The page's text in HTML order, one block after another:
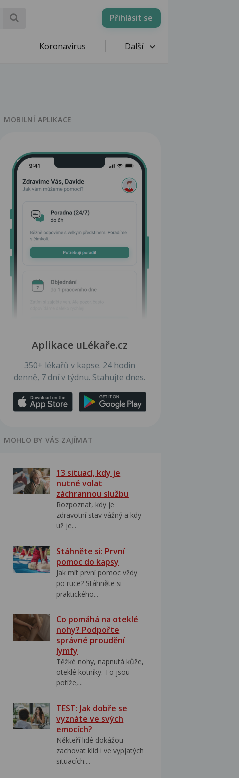
Přihlásit se
Koronavirus Další
MOBILNÍ APLIKACE
Aplikace uLékaře.cz
350+ lékařů v kapse. 24 hodin
denně, 7 dní v týdnu. Stahujte dnes.
MOHLO BY VÁS ZAJÍMAT
13 situací, kdy je
nutné volat
záchrannou službu
Rozpoznat, kdy je
zdravotní stav vážný a kdy
už je...
Stáhněte si: První
pomoc do kapsy
Jak mít první pomoc vždy
po ruce? Stáhněte si
praktického...
Co pomáhá na oteklé
nohy? Podpořte
správné proudění
lymfy
Těžké nohy, napnutá kůže,
oteklé kotníky. To jsou
potíže,...
TEST: Jak dobře se
vyznáte ve svých
emocích?
Někteří lidé dokážou
zachovat klid i ve vypjatých
situacích....